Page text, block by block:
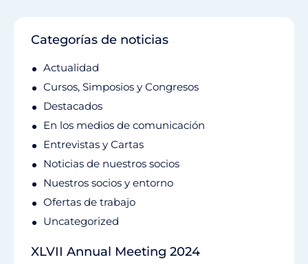
Categorías de noticias
Actualidad
Cursos, Simposios y Congresos
Destacados
En los medios de comunicación
Entrevistas y Cartas
Noticias de nuestros socios
Nuestros socios y entorno
Ofertas de trabajo
Uncategorized
XLVII Annual Meeting 2024